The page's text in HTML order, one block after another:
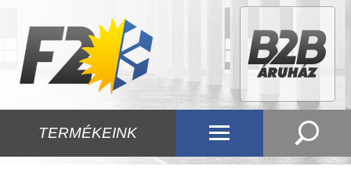
TERMÉKEINK